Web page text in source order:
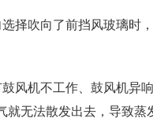
择吹向了前挡风玻璃时
风机不工作、鼓风机异
无法散发出去，导致